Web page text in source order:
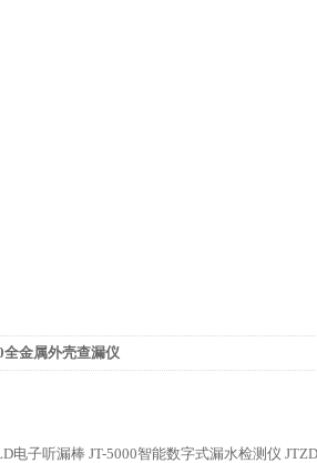
全金属外壳查漏仪
电子听漏棒 JT-5000智能数字式漏水检测仪